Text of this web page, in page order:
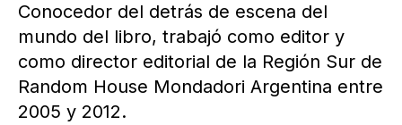
Conocedor del detrás de escena del
mundo del libro, trabajó como editor y
como director editorial de la Región Sur de
Random House Mondadori Argentina entre
2005 y 2012.